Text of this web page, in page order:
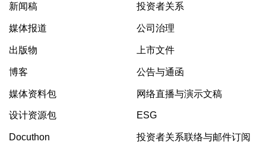
投资者关系
公司治理
上市文件
公告与通函
网络直播与演示文稿
ESG
投资者关系联络与邮件订阅
新闻稿
媒体报道
出版物
博客
媒体资料包
设计资源包
Docuthon